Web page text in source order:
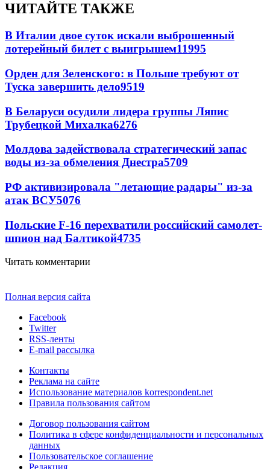
ЧИТАЙТЕ ТАКЖЕ
В Италии двое суток искали выброшенный
лотерейный билет с выигрышем11995
Орден для Зеленского: в Польше требуют от
Туска завершить дело9519
В Беларуси осудили лидера группы Ляпис
Трубецкой Михалка6276
Молдова задействовала стратегический запас
воды из-за обмеления Днестра5709
РФ активизировала "летающие радары" из-за
атак ВСУ5076
Польские F-16 перехватили российский самолет-
шпион над Балтикой4735
Читать комментарии
Полная версия сайта
Facebook
Twitter
RSS-ленты
E-mail рассылка
Контакты
Реклама на сайте
Использование материалов korrespondent.net
Правила пользования сайтом
Договор пользования сайтом
Политика в сфере конфиденциальности и персональных
данных
Пользовательское соглашение
Редакция